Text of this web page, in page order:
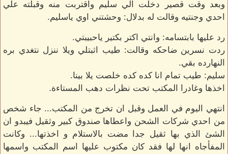
وبعد وقت قصير دخلت الي سليم واقتربت منه وقبلته علي
احدي وجنتيه وقالت له بدلال: وحشتني اوي ياسليم.
رد عليها بابتسامه: وانتي اكتر بكتير ياحبيبتي.
ردت نسرين ضاحكه وقالت: طيب اثبتلي ويلا ننزل نتغدي بره
النهارده بقي.
سليم: طيب تمام انا كده كده خلصت يلا بينا.
اخذها وغادرا المكتب تحت نظرات دهب المستاءة.
انتهي اليوم في العمل وقبل ان تخرج من المكتب... جاء شخص
من احدي شركات الشحن واعطاها صندوق كبير وثقيل فيبدو ان
الشئ الذي بها ثقيل جدا مضت بالاستلام و اخذتها... وكانت
المفأجاه انها لها فقد كان مكتوب عليها اسم المكتب واسمها